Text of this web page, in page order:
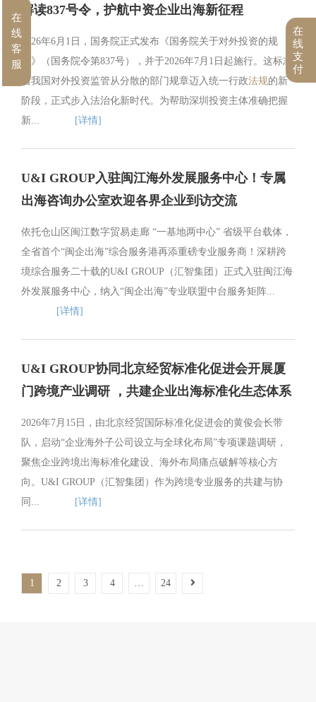
解读837号令，护航中资企业出海新征程
2026年6月1日，国务院正式发布《国务院关于对外投资的规
定》（国务院令第837号），并于2026年7月1日起施行。这标志
着我国对外投资监管从分散的部门规章迈入统一行政法规的新
阶段，正式步入法治化新时代。为帮助深圳投资主体准确把握
新...
[详情]
U&I GROUP入驻闽江海外发展服务中心！专属
出海咨询办公室欢迎各界企业到访交流
依托仓山区闽江数字贸易走廊 “一基地两中心” 省级平台载体，
全省首个“闽企出海”综合服务港再添重磅专业服务商！深耕跨
境综合服务二十载的U&I GROUP（汇智集团）正式入驻闽江海
外发展服务中心，纳入“闽企出海”专业联盟中台服务矩阵...
[详情]
U&I GROUP协同北京经贸标准化促进会开展厦
门跨境产业调研 ，共建企业出海标准化生态体系
2026年7月15日，由北京经贸国际标准化促进会的黄俊会长带
队，启动“企业海外子公司设立与全球化布局”专项课题调研，
聚焦企业跨境出海标准化建设、海外布局痛点破解等核心方
向。U&I GROUP（汇智集团）作为跨境专业服务的共建与协
同...
[详情]
1 2 3 4 … 24
在
线
客
服
在
线
支
付